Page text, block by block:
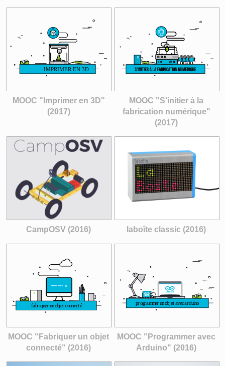
MOOC "Imprimer en 3D"
(2017)
MOOC "S'initier à la
fabrication numérique"
(2017)
CampOSV (2016) laboîte classic (2016)
MOOC "Fabriquer un objet
connecté" (2016)
MOOC "Programmer avec
Arduino" (2016)